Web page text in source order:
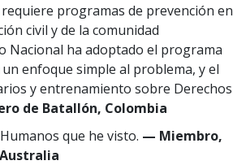
programas de prevención en
civil y de la comunidad
Nacional ha adoptado el programa
enfoque simple al problema, y el
y entrenamiento sobre Derechos
de Batallón, Colombia
que he visto. — Miembro,